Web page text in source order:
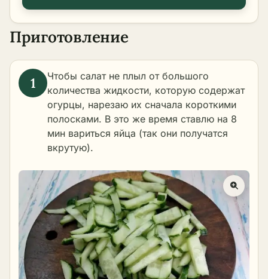
Приготовление
Чтобы салат не плыл от большого
количества жидкости, которую содержат
огурцы, нарезаю их сначала короткими
полосками. В это же время ставлю на 8
мин вариться яйца (так они получатся
вкрутую).